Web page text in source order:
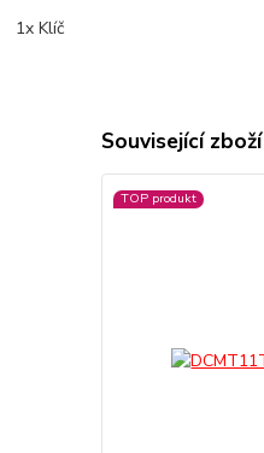
1x Klíč
Související zboží
TOP produkt